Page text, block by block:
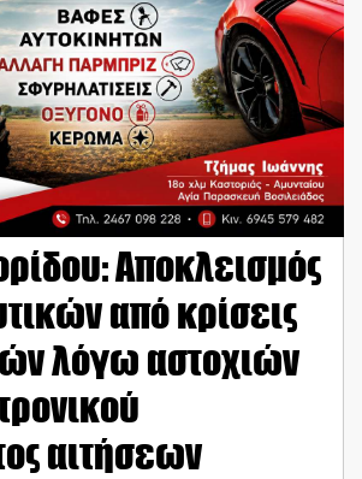
Αποκλεισμός
από κρίσεις
λόγω αστοχιών
αιτήσεων